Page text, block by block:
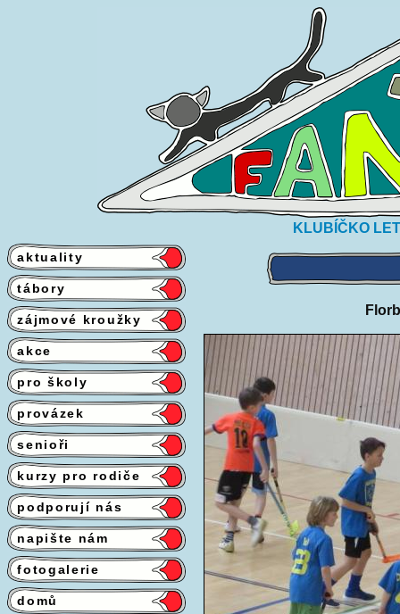
KLUBÍČKO
aktuality
tábory
zájmové kroužky
akce
pro školy
provázek
senioři
kurzy pro rodiče
podporují nás
napište nám
fotogalerie
domů